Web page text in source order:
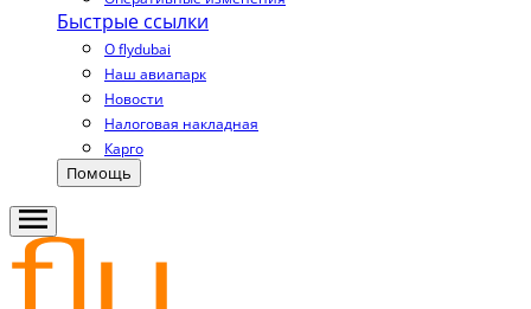
Быстрые ссылки
О flydubai
Наш авиапарк
Новости
Налоговая накладная
Карго
Помощь